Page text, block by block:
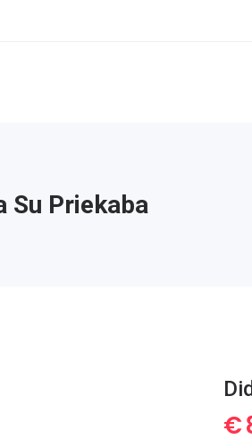
Su Priekaba
€